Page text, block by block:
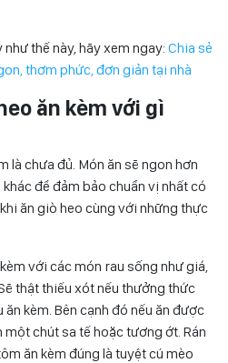
thế này, hãy xem ngay: Chia sẻ
thơm phức, đơn giản tại nhà
ăn kèm với gì
là chưa đủ. Món ăn sẽ ngon hơn
để đảm bảo chuẩn vị nhất có
ăn giò heo cùng với những thực
với các món rau sống như giá,
thật thiếu xót nếu thưởng thức
kèm. Bên cạnh đó nếu ăn được
chút sa tế hoặc tương ớt. Rán
ăn kèm đúng là tuyệt cú mèo